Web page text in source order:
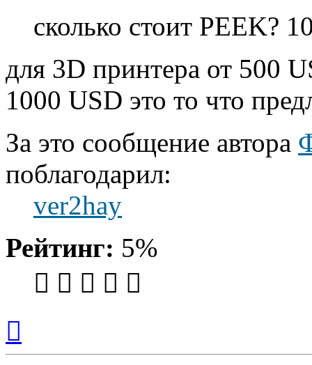
сколько стоит PEEK?
для 3D принтера от 500
1000 USD это то что
За это сообщение автора
поблагодарил:
ver2hay
Рейтинг: 5%
началу